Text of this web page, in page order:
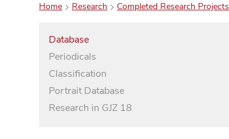
Home Research Completed Research Projects
Database
Periodicals
Classification
Portrait Database
Research in GJZ 18